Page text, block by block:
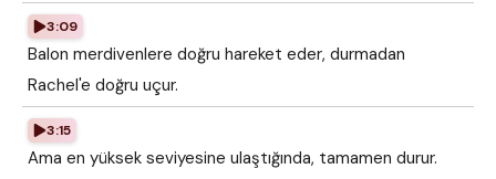
3:09
Balon merdivenlere doğru hareket eder, durmadan
Rachel'e doğru uçur.
3:15
Ama en yüksek seviyesine ulaştığında, tamamen durur.